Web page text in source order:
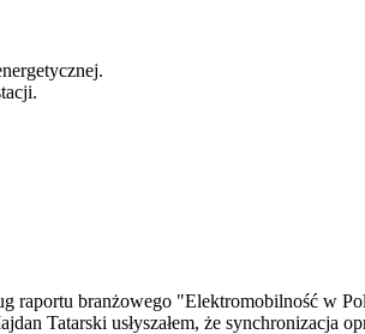
raportu branżowego "Elektromobilność w
Tatarski usłyszałem, że synchronizacja